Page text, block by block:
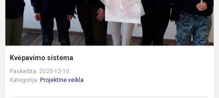
Kvėpavimo sistema
Paskelbta: 2020-12-10
Kategorija: Projektinė veikla